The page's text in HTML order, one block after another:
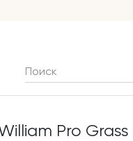
Pro Grass